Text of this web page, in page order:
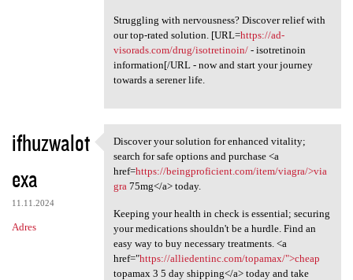
Struggling with nervousness? Discover relief with
our top-rated solution. [URL=https://ad-
visorads.com/drug/isotretinoin/- isotretinoin
information[/URL - now and start your journey
towards a serener life.
ifhuzwalot
exa
11.11.2024
Adres
Discover your solution for
Discover your solution for enhanced vitality;
search for safe options and purchase <a
href=https://beingproficient.com/item/viagra/>via
gra75mg</a> today.
Keeping your health in check is essential; securing
your medications shouldn't be a hurdle. Find an
easy way to buy necessary treatments. <a
href="https://alliedentinc.com/topamax/">cheap
topamax 3 5 day shipping</a> today and take